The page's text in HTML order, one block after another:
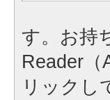
す。お持
Reader
リックし